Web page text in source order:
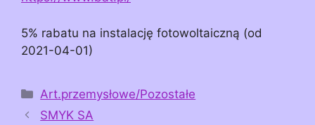
5% rabatu na instalację fotowoltaiczną (od
2021-04-01)
Kategorie
Art.przemysłowe/Pozostałe
SMYK SA